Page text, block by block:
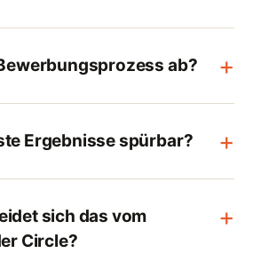
ab? +
Ergebnisse spürbar? +
sich das vom
Circle?
+